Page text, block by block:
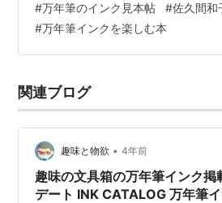
を掲載してもらったということで、
んのご来店をお待ちしています。や
良いですね。 この本が欲しい方は
Amazon イラストで楽しむ万年筆の
店の文具コンシェルジュが9年間…
#万年筆のインク見本帖 #佐久間和
#万年筆インクを楽しむ本
関連ブログ
趣味と物欲 • 4年前
趣味の文具箱の万年筆インク掲
デート INK CATALOG 万年筆